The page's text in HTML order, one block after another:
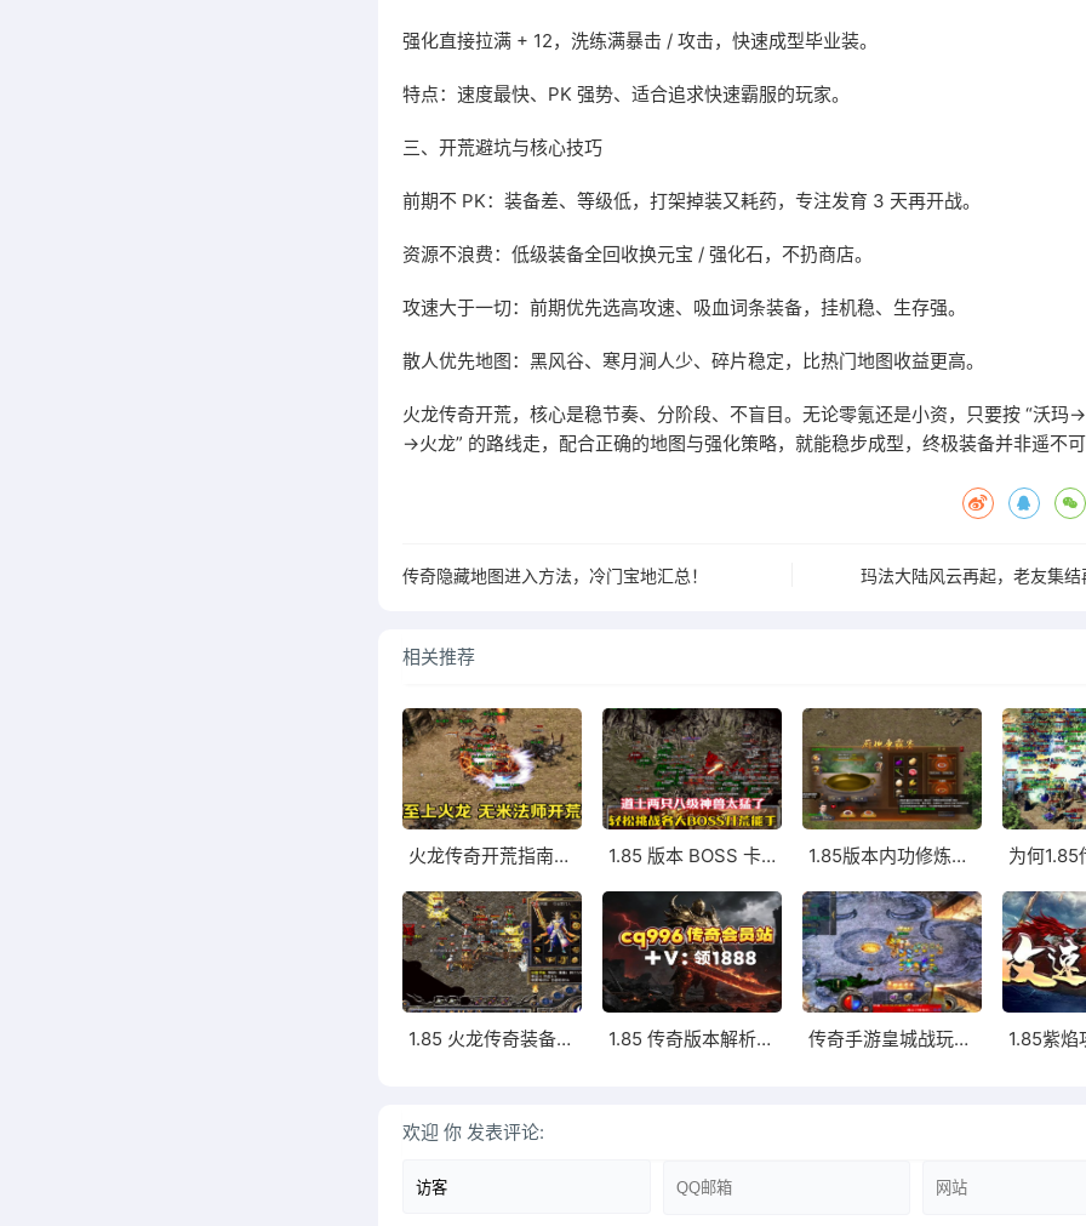
强化直接拉满 + 12，洗练满暴击 / 攻击，快速成型毕业装。
特点：速度最快、PK 强势、适合追求快速霸服的玩家。
三、开荒避坑与核心技巧
前期不 PK：装备差、等级低，打架掉装又耗药，专注发育 3 天再开战。
资源不浪费：低级装备全回收换元宝 / 强化石，不扔商店。
攻速大于一切：前期优先选高攻速、吸血词条装备，挂机稳、生存强。
散人优先地图：黑风谷、寒月涧人少、碎片稳定，比热门地图收益更高。
火龙传奇开荒，核心是稳节奏、分阶段、不盲目。无论零氪还是小资，只要按 “沃
→火龙” 的路线走，配合正确的地图与强化策略，就能稳步成型，终极装备并非遥不
传奇隐藏地图进入方法，冷门宝地汇总！ 玛法大陆风云再起，老友集
相关推荐
火龙传奇开荒指南，主流装备路线推荐！ 1.85 版本 BOSS 卡位打法，道士单撸 BOSS 详解！ 1.85版本内功修炼攻略，防御续航提升技巧
1.85 火龙传奇装备爆率与进阶心得分享 1.85 传奇版本解析，打宝升级实战经验心得 传奇手游皇城战玩法，占领皇城享专属特权
欢迎 你 发表评论: